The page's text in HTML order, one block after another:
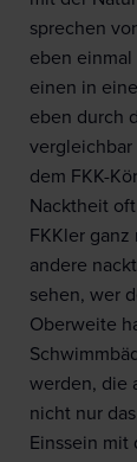
sprechen
eben
einen in
eben durch
vergleichbar
dem FKK-
Nacktheit
FKKler
andere
sehen, wer
Oberweite
werden, die
nicht nur
Einssein mit